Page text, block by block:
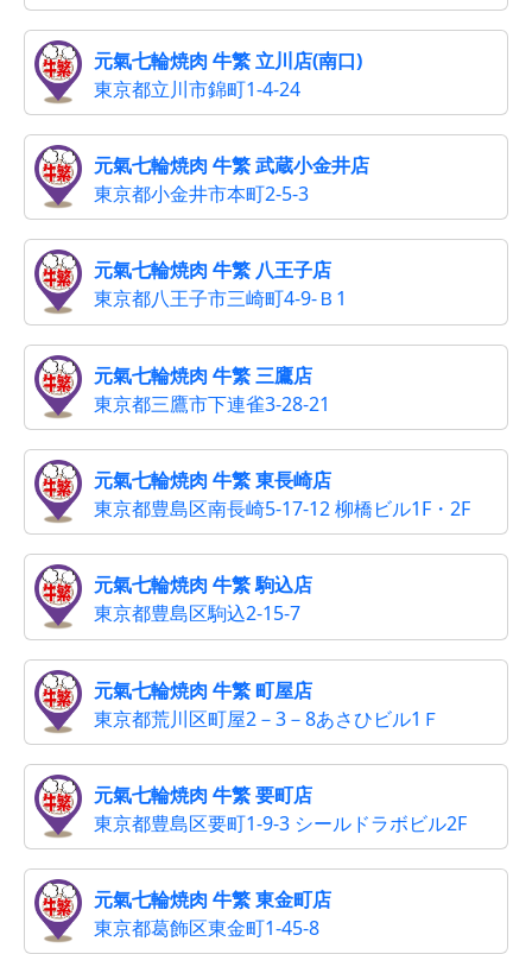
元氣七輪焼肉 牛繁 立川店(南口)
東京都立川市錦町1-4-24
元氣七輪焼肉 牛繁 武蔵小金井店
東京都小金井市本町2-5-3
元氣七輪焼肉 牛繁 八王子店
東京都八王子市三崎町4-9-Ｂ1
元氣七輪焼肉 牛繁 三鷹店
東京都三鷹市下連雀3-28-21
元氣七輪焼肉 牛繁 東長崎店
東京都豊島区南長崎5-17-12 柳橋ビル1F・2F
元氣七輪焼肉 牛繁 駒込店
東京都豊島区駒込2-15-7
元氣七輪焼肉 牛繁 町屋店
東京都荒川区町屋2－3－8あさひビル1Ｆ
元氣七輪焼肉 牛繁 要町店
東京都豊島区要町1-9-3 シールドラボビル2F
元氣七輪焼肉 牛繁 東金町店
東京都葛飾区東金町1-45-8